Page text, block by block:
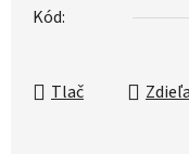
Kód:
Tlač